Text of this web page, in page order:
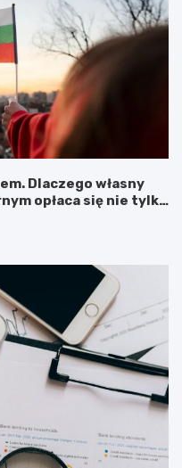
Dlaczego własny
opłaca się nie tylko